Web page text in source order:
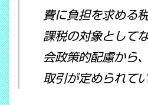
費に負担を求める
課税の対象として
会政策的配慮から
取引が定められてい